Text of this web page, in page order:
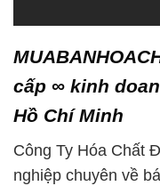
cấp ∞ kinh
Hồ Chí Minh
Công Ty Hóa Chất
nghiệp chuyên về